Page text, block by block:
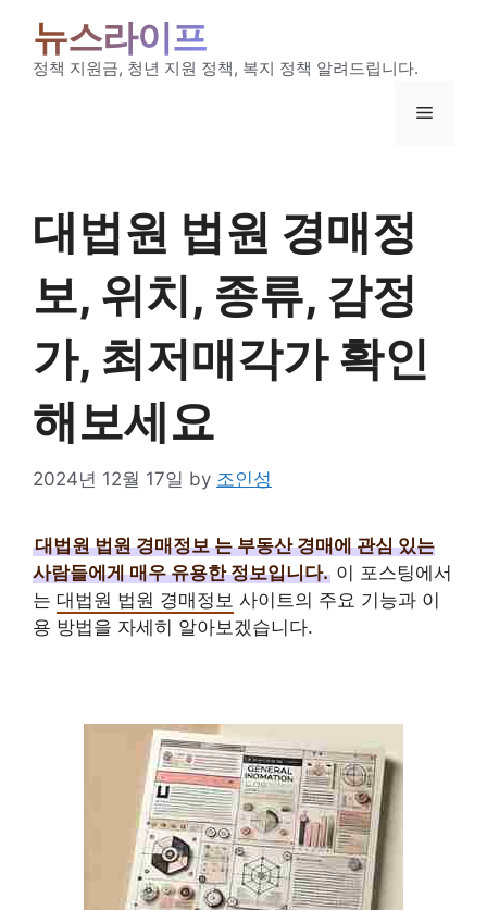
content
뉴스라이프
정책 지원금, 청년 지원 정책, 복지 정책 알려드립니다.
Menu
대법원 법원 경매정
보, 위치, 종류, 감정
가, 최저매각가 확인
해보세요
2024년 12월 17일 by 조인성
대법원 법원 경매정보 는 부동산 경매에 관심 있는
사람들에게 매우 유용한 정보입니다. 이 포스팅에서
는 대법원 법원 경매정보 사이트의 주요 기능과 이
용 방법을 자세히 알아보겠습니다.